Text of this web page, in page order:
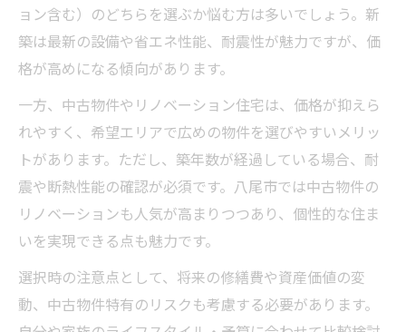
ョン含む）のどちらを選ぶか悩む方は多いでしょう。新
築は最新の設備や省エネ性能、耐震性が魅力ですが、価
格が高めになる傾向があります。
一方、中古物件やリノベーション住宅は、価格が抑えら
れやすく、希望エリアで広めの物件を選びやすいメリッ
トがあります。ただし、築年数が経過している場合、耐
震や断熱性能の確認が必須です。八尾市では中古物件の
リノベーションも人気が高まりつつあり、個性的な住ま
いを実現できる点も魅力です。
選択時の注意点として、将来の修繕費や資産価値の変
動、中古物件特有のリスクも考慮する必要があります。